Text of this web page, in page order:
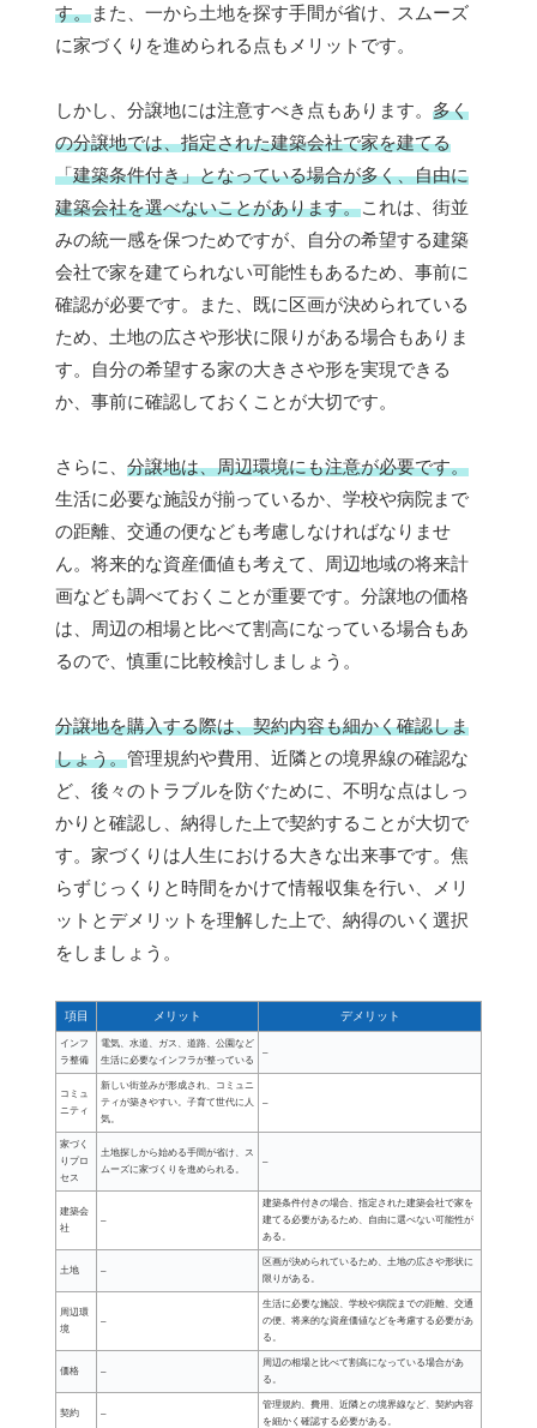
す。また、一から土地を探す手間が省け、スムーズ
に家づくりを進められる点もメリットです。
しかし、分譲地には注意すべき点もあります。 多く
の分譲地では、指定された建築会社で家を建てる
「建築条件付き」となっている場合が多く、自由に
建築会社を選べないことがあります。これは、街並
みの統一感を保つためですが、自分の希望する建築
会社で家を建てられない可能性もあるため、事前に
確認が必要です。また、既に区画が決められている
ため、土地の広さや形状に限りがある場合もありま
す。自分の希望する家の大きさや形を実現できる
か、事前に確認しておくことが大切です。
さらに、 分譲地は、周辺環境にも注意が必要です。
生活に必要な施設が揃っているか、学校や病院まで
の距離、交通の便なども考慮しなければなりませ
ん。将来的な資産価値も考えて、周辺地域の将来計
画なども調べておくことが重要です。分譲地の価格
は、周辺の相場と比べて割高になっている場合もあ
るので、慎重に比較検討しましょう。
分譲地を購入する際は、契約内容も細かく確認しま
しょう。管理規約や費用、近隣との境界線の確認な
ど、後々のトラブルを防ぐために、不明な点はしっ
かりと確認し、納得した上で契約することが大切で
す。家づくりは人生における大きな出来事です。焦
らずじっくりと時間をかけて情報収集を行い、メリ
ットとデメリットを理解した上で、納得のいく選択
をしましょう。
項目 メリット デメリット
インフ
ラ整備
電気、水道、ガス、道路、公園など
生活に必要なインフラが整っている
–
コミュ
ニティ
新しい街並みが形成され、コミュニ
ティが築きやすい。子育て世代に人
気。
–
家づく
りプロ
セス
土地探しから始める手間が省け、ス
ムーズに家づくりを進められる。
–
建築会
社
–
建築条件付きの場合、指定された建築会社で家を
建てる必要があるため、自由に選べない可能性が
ある。
土地 –
区画が決められているため、土地の広さや形状に
限りがある。
周辺環
境
–
生活に必要な施設、学校や病院までの距離、交通
の便、将来的な資産価値などを考慮する必要があ
る。
価格 –
周辺の相場と比べて割高になっている場合があ
る。
契約 –
管理規約、費用、近隣との境界線など、契約内容
を細かく確認する必要がある。